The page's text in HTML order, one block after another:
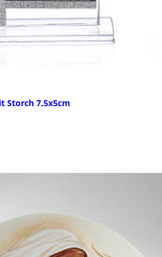
Storch 7,5x5cm